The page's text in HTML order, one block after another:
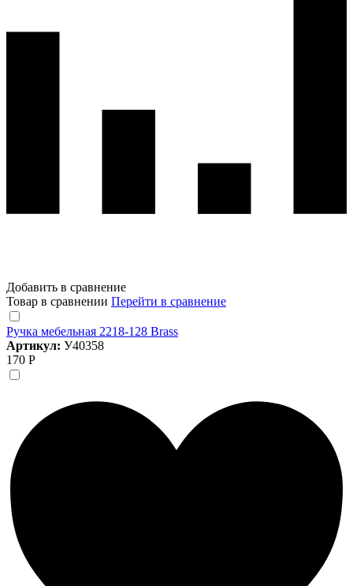
Добавить в сравнение
Товар в сравнении Перейти в сравнение
Ручка мебельная 2218-128 Brass
Артикул: У40358
170 Р